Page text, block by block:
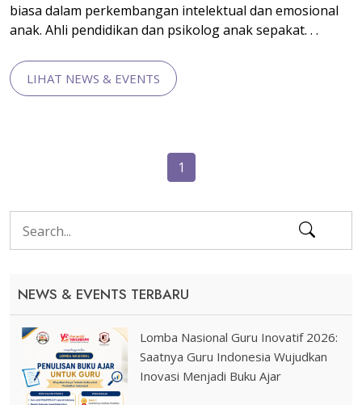
biasa dalam perkembangan intelektual dan emosional
anak. Ahli pendidikan dan psikolog anak sepakat. . .
LIHAT NEWS & EVENTS
1
NEWS & EVENTS TERBARU
Lomba Nasional Guru Inovatif 2026:
Saatnya Guru Indonesia Wujudkan
Inovasi Menjadi Buku Ajar